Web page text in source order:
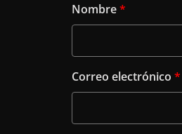
Nombre*
Correo electrónico *